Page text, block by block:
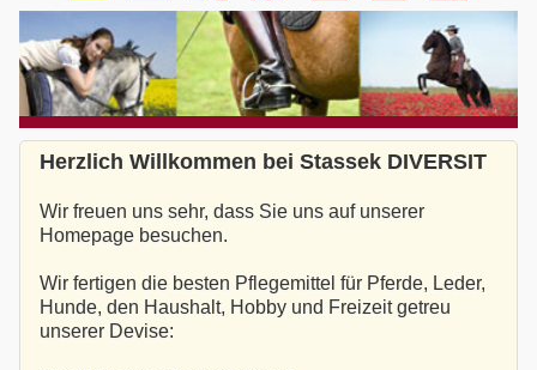
Herzlich Willkommen bei Stassek DIVERSIT
Wir freuen uns sehr, dass Sie uns auf unserer
Homepage besuchen.
Wir fertigen die besten Pflegemittel für Pferde, Leder,
Hunde, den Haushalt, Hobby und Freizeit getreu
unserer Devise: